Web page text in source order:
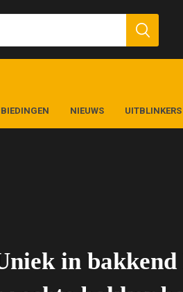
NIEUWS UITBLINKERS
in